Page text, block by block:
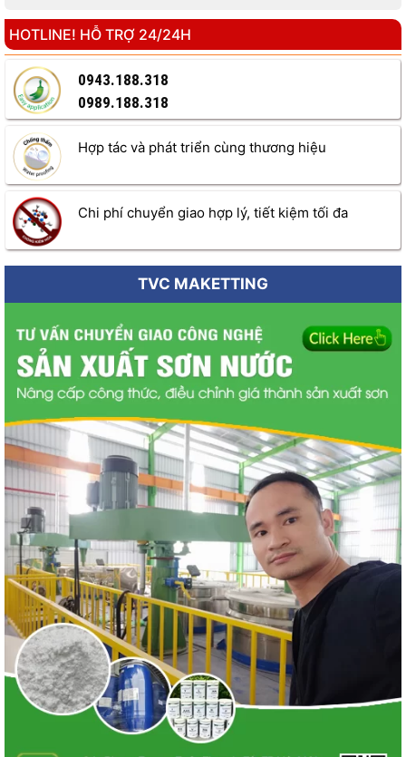
HOTLINE! HỖ TRỢ 24/24H
0943.188.318
0989.188.318
Hợp tác và phát triển cùng thương hiệu
Chi phí chuyển giao hợp lý, tiết kiệm tối đa
TVC MAKETTING